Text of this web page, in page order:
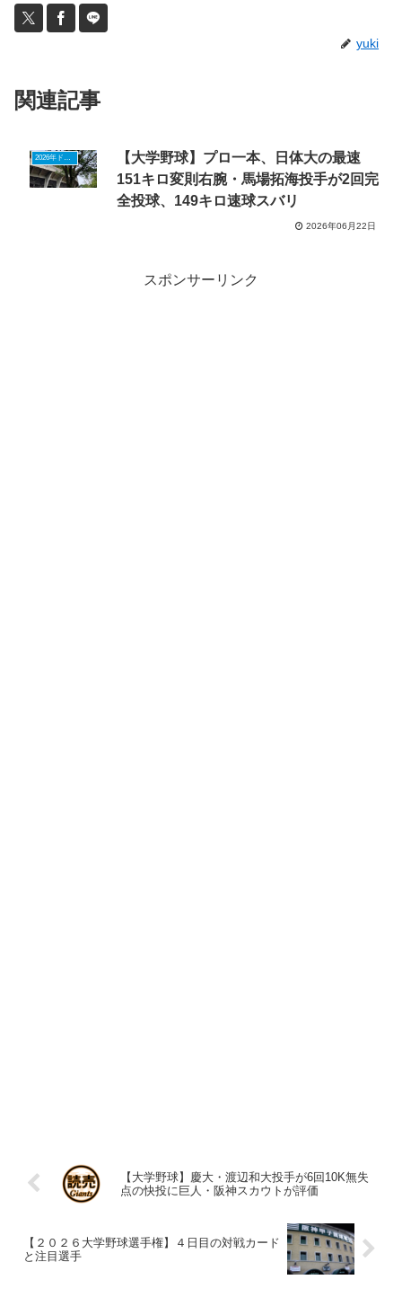
yuki
関連記事
2026年ドラフトニュース
【大学野球】プロ一本、日体大の最速
151キロ変則右腕・馬場拓海投手が2回完
全投球、149キロ速球スバリ
2026年06月22日
スポンサーリンク
【大学野球】慶大・渡辺和大投手が6回10K無失
点の快投に巨人・阪神スカウトが評価
【２０２６大学野球選手権】４日目の対戦カード
と注目選手